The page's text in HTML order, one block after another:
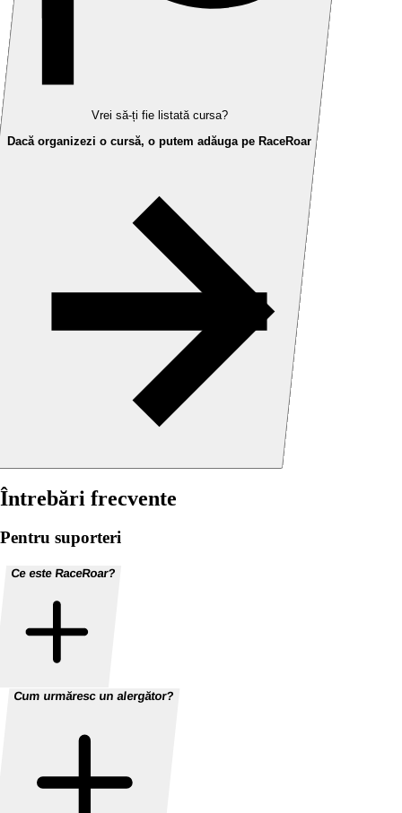
Vrei să-ți fie listată cursa?
Dacă organizezi o cursă, o putem adăuga pe RaceRoar
Întrebări frecvente
Pentru suporteri
Ce este RaceRoar?
Cum urmăresc un alergător?